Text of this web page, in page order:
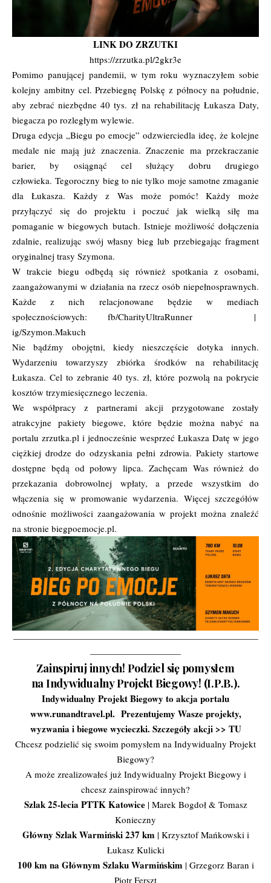
LINK DO ZRZUTKI
https://zrzutka.pl/2gkr3e
Pomimo panującej pandemii, w tym roku wyznaczyłem sobie
kolejny ambitny cel. Przebiegnę Polskę z północy na południe,
aby zebrać niezbędne 40 tys. zł na rehabilitację Łukasza Daty,
biegacza po rozległym wylewie.
Druga edycja „Biegu po emocje” odzwierciedla ideę, że kolejne
medale nie mają już znaczenia. Znaczenie ma przekraczanie
barier, by osiągnąć cel służący dobru drugiego
człowieka. Tegoroczny bieg to nie tylko moje samotne zmaganie
dla Łukasza. Każdy z Was może pomóc! Każdy może
przyłączyć się do projektu i poczuć jak wielką siłę ma
pomaganie w biegowych butach. Istnieje możliwość dołączenia
zdalnie, realizując swój własny bieg lub przebiegając fragment
oryginalnej trasy Szymona.
W trakcie biegu odbędą się również spotkania z osobami,
zaangażowanymi w działania na rzecz osób niepełnosprawnych.
Każde z nich relacjonowane będzie w mediach
społecznościowych: fb/CharityUltraRunner
|
ig/Szymon.Makuch
Nie bądźmy obojętni, kiedy nieszczęście dotyka innych.
Wydarzeniu towarzyszy zbiórka środków na rehabilitację
Łukasza. Cel to zebranie 40 tys. zł, które pozwolą na pokrycie
kosztów trzymiesięcznego leczenia.
We współpracy z partnerami akcji przygotowane zostały
atrakcyjne pakiety biegowe, które będzie można nabyć na
portalu zrzutka.pl i jednocześnie wesprzeć Łukasza Datę w jego
ciężkiej drodze do odzyskania pełni zdrowia. Pakiety startowe
dostępne będą od połowy lipca. Zachęcam Was również do
przekazania dobrowolnej wpłaty, a przede wszystkim do
włączenia się w promowanie wydarzenia. Więcej szczegółów
odnośnie możliwości zaangażowania w projekt można znaleźć
na stronie biegpoemocje.pl.
———————————————————————————
——————————
Zainspiruj innych! Podziel się pomysłem
na Indywidualny Projekt Biegowy! (I.P.B.).
Indywidualny Projekt Biegowy to akcja portalu
www.runandtravel.pl. Prezentujemy Wasze projekty,
wyzwania i biegowe wycieczki. Szczegóły akcji >> TU
Chcesz podzielić się swoim pomysłem na Indywidualny Projekt
Biegowy?
A może zrealizowałeś już Indywidualny Projekt Biegowy i
chcesz zainspirować innych?
Szlak 25-lecia PTTK Katowice| Marek Bogdoł & Tomasz
Konieczny
Główny Szlak Warmiński 237 km | Krzysztof Mańkowski i
Łukasz Kulicki
100 km na Głównym Szlaku Warmińskim | Grzegorz Baran i
Piotr Ferszt